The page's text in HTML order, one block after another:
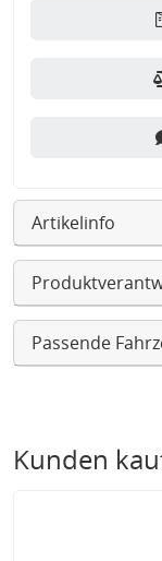
Artikelinfo
Passende
Kunden